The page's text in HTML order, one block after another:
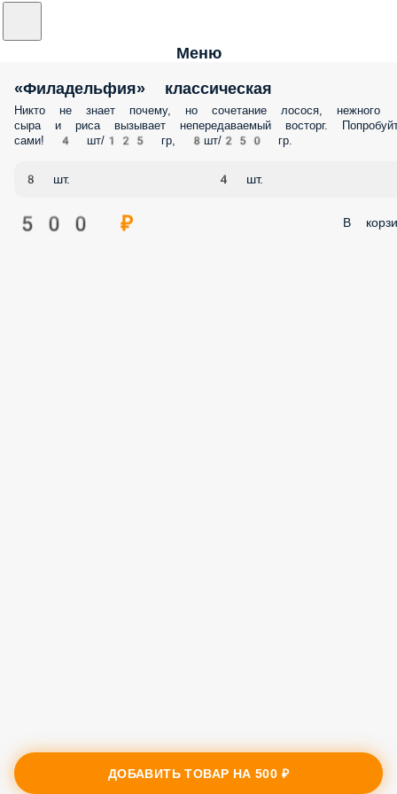
Меню
«Филадельфия» классическая
Никто не знает почему, но сочетание лосося, нежного
сыра и риса вызывает непередаваемый восторг.
сами! 4 шт/125 гр, 8шт/250 гр.
8 шт. 4 шт.
500 ₽ В
ДОБАВИТЬ ТОВАР НА500 ₽